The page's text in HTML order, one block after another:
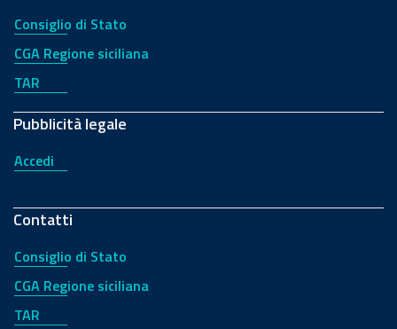
Consiglio di Stato
CGA Regione siciliana
TAR
Pubblicità legale
Accedi
Contatti
Consiglio di Stato
CGA Regione siciliana
TAR